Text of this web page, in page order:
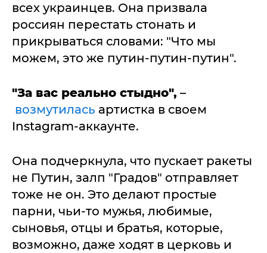
всех украинцев. Она призвала
россиян перестать стонать и
прикрываться словами: "Что мы
можем, это же путин-путин-путин".
"За вас реально стыдно", –
возмутилась артистка в своем
Instagram-аккаунте.
Она подчеркнула, что пускает ракеты
не Путин, залп "Градов" отправляет
тоже не он. Это делают простые
парни, чьи-то мужья, любимые,
сыновья, отцы и братья, которые,
возможно, даже ходят в церковь и